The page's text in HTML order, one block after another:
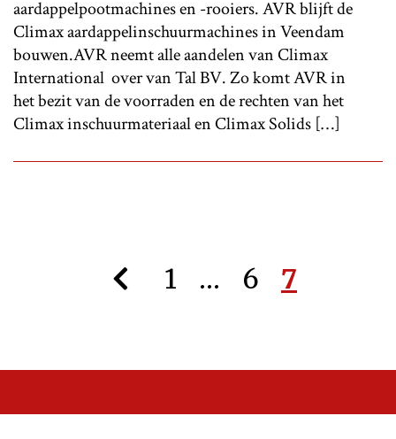
aardappelpootmachines en -rooiers. AVR blijft de
Climax aardappelinschuurmachines in Veendam
bouwen.AVR neemt alle aandelen van Climax
International over van Tal BV. Zo komt AVR in
het bezit van de voorraden en de rechten van het
Climax inschuurmateriaal en Climax Solids […]
1 … 6 7